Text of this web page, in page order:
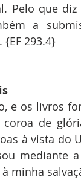
Pelo que
a
{EF 293.4}
e os livros
de
à vista do
mediante
minha